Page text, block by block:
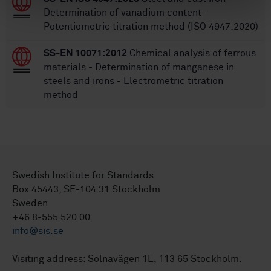
Determination of vanadium content -
Potentiometric titration method (ISO 4947:2020)
SS-EN 10071:2012 Chemical analysis of ferrous
materials - Determination of manganese in
steels and irons - Electrometric titration
method
Swedish Institute for Standards
Box 45443, SE-104 31 Stockholm
Sweden
+46 8-555 520 00
info@sis.se
Visiting address: Solnavägen 1E, 113 65 Stockholm.